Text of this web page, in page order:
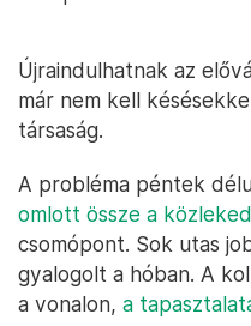
Újraindulhatnak az
már nem kell
társaság.
A probléma péntek
omlott össze a
csomópont. Sok utas
gyalogolt a hóban. A
a vonalon, a